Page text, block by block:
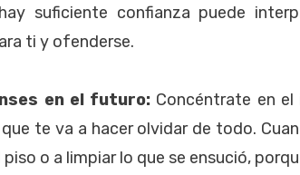
suficiente confianza puede
ti y ofenderse.
en el futuro: Concéntrate en
te va a hacer olvidar de todo.
o a limpiar lo que se ensució,